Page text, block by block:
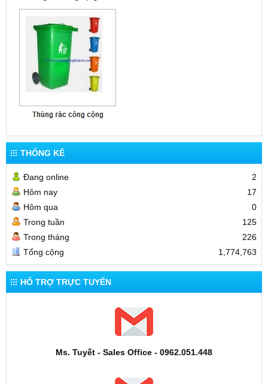
THỐNG KÊ
Đang online
2
Hôm nay
17
Hôm qua
0
Trong tuần
125
Trong tháng
226
Tổng cộng
1,774,763
HỔ TRỢ TRỰC TUYẾN
Ms. Tuyết - Sales Office - 0962.051.448